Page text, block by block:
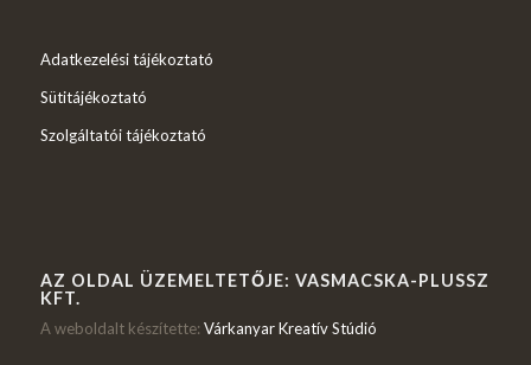
Adatkezelési tájékoztató
Sütitájékoztató
Szolgáltatói tájékoztató
AZ OLDAL ÜZEMELTETŐJE: VASMACSKA-PLUSSZ
KFT.
A weboldalt készítette: Várkanyar Kreatív Stúdió